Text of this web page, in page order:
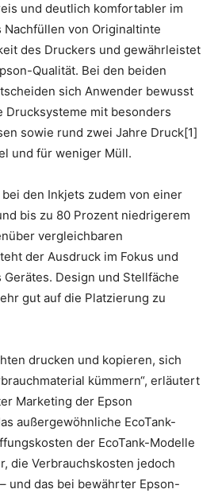
und deutlich komfortabler im
Nachfüllen von Originaltinte
des Druckers und gewährleistet
Qualität. Bei den beiden
sich Anwender bewusst
mit besonders
sowie rund zwei Jahre Druck[1]
und für weniger Müll.
den Inkjets zudem von einer
bis zu 80 Prozent niedrigerem
vergleichbaren
der Ausdruck im Fokus und
Design und Stellfäche
gut auf die Platzierung zu
drucken und kopieren, sich
kümmern“, erläutert
Marketing der Epson
außergewöhnliche EcoTank-
der EcoTank-Modelle
die Verbrauchskosten jedoch
und das bei bewährter Epson-